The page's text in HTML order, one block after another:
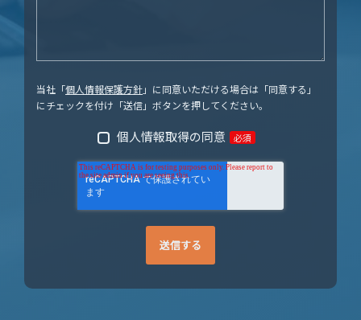
当社「個人情報保護方針」に同意いただける場合は「同意する」
にチェックを付け「送信」ボタンを押してください。
個人情報取得の同意 必須